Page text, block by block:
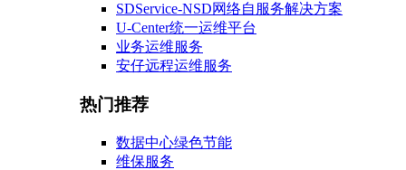
SDService-NSD网络自服务解决方案
U-Center统一运维平台
业务运维服务
安仔远程运维服务
热门推荐
数据中心绿色节能
维保服务